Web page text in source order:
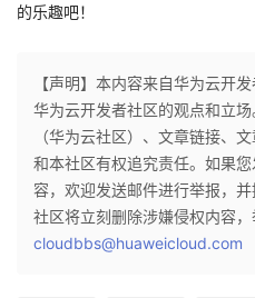
的乐趣吧！
【声明】本内容来自华为云开
华为云开发者社区的观点和立
（华为云社区）、文章链接、
和本社区有权追究责任。如果
容，欢迎发送邮件进行举报，
社区将立刻删除涉嫌侵权内容，
cloudbbs@huaweicloud.com